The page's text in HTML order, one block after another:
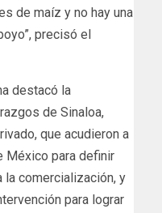
de maíz y no hay una
precisó el
destacó la
de Sinaloa,
que acudieron a
México para definir
la comercialización, y
para lograr